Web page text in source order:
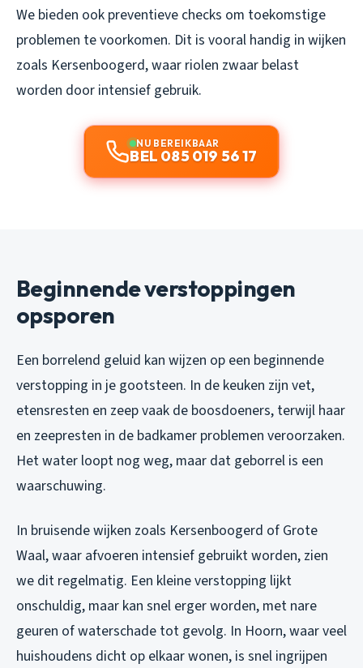
We bieden ook preventieve checks om toekomstige
problemen te voorkomen. Dit is vooral handig in wijken
zoals Kersenboogerd, waar riolen zwaar belast
worden door intensief gebruik.
NU BEREIKBAAR
BEL 085 019 56 17
Beginnende verstoppingen
opsporen
Een borrelend geluid kan wijzen op een beginnende
verstopping in je gootsteen. In de keuken zijn vet,
etensresten en zeep vaak de boosdoeners, terwijl haar
en zeepresten in de badkamer problemen veroorzaken.
Het water loopt nog weg, maar dat geborrel is een
waarschuwing.
In bruisende wijken zoals Kersenboogerd of Grote
Waal, waar afvoeren intensief gebruikt worden, zien
we dit regelmatig. Een kleine verstopping lijkt
onschuldig, maar kan snel erger worden, met nare
geuren of waterschade tot gevolg. In Hoorn, waar veel
huishoudens dicht op elkaar wonen, is snel ingrijpen